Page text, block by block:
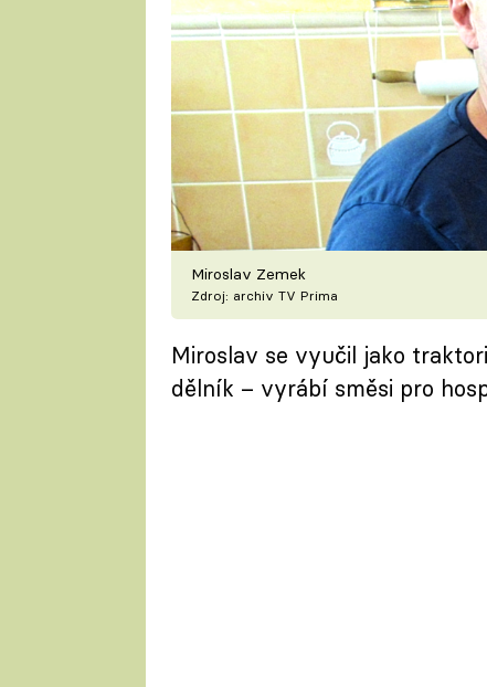
Miroslav Zemek
Zdroj: archiv TV Prima
Miroslav se vyučil jako
dělník – vyrábí směsi pro